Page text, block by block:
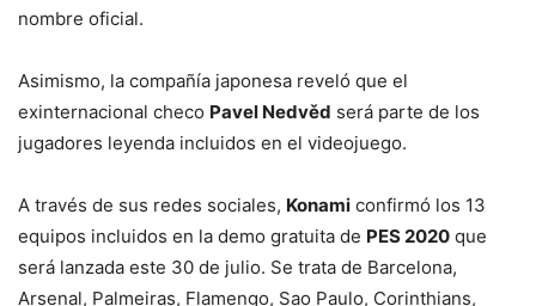
nombre oficial.
Asimismo, la compañía japonesa reveló que el
exinternacional checo Pavel Nedvěd será parte de los
jugadores leyenda incluidos en el videojuego.
A través de sus redes sociales, Konami confirmó los 13
equipos incluidos en la demo gratuita de PES 2020 que
será lanzada este 30 de julio. Se trata de Barcelona,
Arsenal, Palmeiras, Flamengo, Sao Paulo, Corinthians,